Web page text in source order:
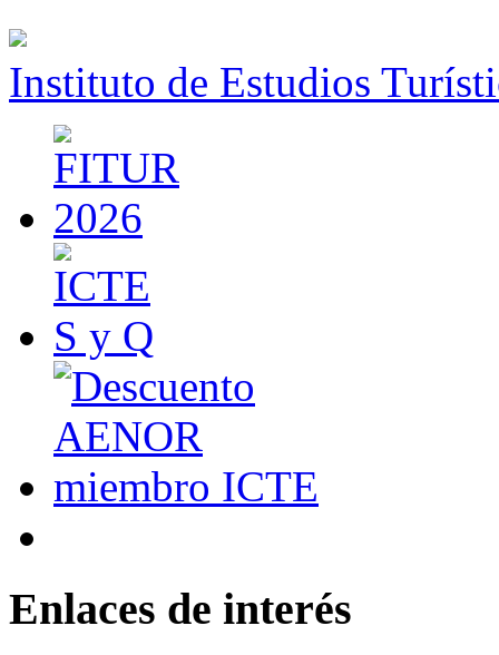
Instituto de Estudios
Enlaces de interés